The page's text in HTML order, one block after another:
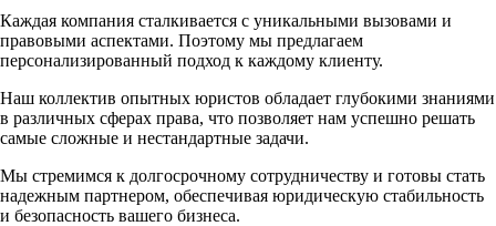
Каждая компания сталкивается с уникальными вызовами и
правовыми аспектами. Поэтому мы предлагаем
персонализированный подход к каждому клиенту.
Наш коллектив опытных юристов обладает глубокими знаниями
в различных сферах права, что позволяет нам успешно решать
самые сложные и нестандартные задачи.
Мы стремимся к долгосрочному сотрудничеству и готовы стать
надежным партнером, обеспечивая юридическую стабильность
и безопасность вашего бизнеса.